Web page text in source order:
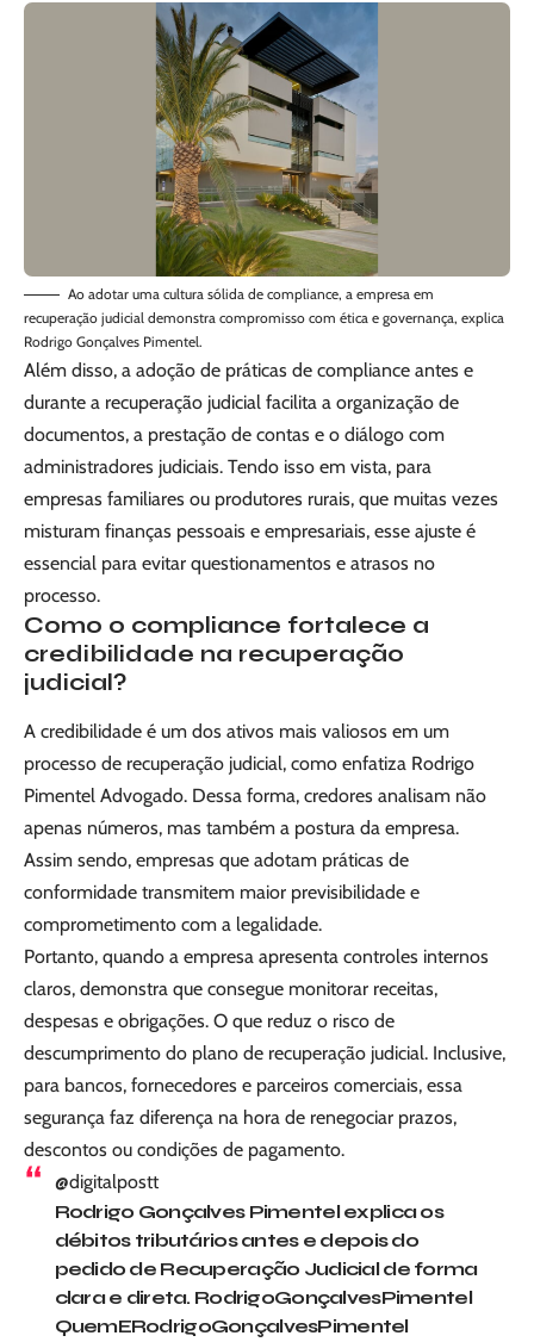
Ao adotar uma cultura sólida de compliance, a empresa em
recuperação judicial demonstra compromisso com ética e governança, explica
Rodrigo Gonçalves Pimentel.
Além disso, a adoção de práticas de compliance antes e
durante a recuperação judicial facilita a organização de
documentos, a prestação de contas e o diálogo com
administradores judiciais. Tendo isso em vista, para
empresas familiares ou produtores rurais, que muitas vezes
misturam finanças pessoais e empresariais, esse ajuste é
essencial para evitar questionamentos e atrasos no
processo.
Como o compliance fortalece a
credibilidade na recuperação
judicial?
A credibilidade é um dos ativos mais valiosos em um
processo de recuperação judicial, como enfatiza Rodrigo
Pimentel Advogado. Dessa forma, credores analisam não
apenas números, mas também a postura da empresa.
Assim sendo, empresas que adotam práticas de
conformidade transmitem maior previsibilidade e
comprometimento com a legalidade.
Portanto, quando a empresa apresenta controles internos
claros, demonstra que consegue monitorar receitas,
despesas e obrigações. O que reduz o risco de
descumprimento do plano de recuperação judicial. Inclusive,
para bancos, fornecedores e parceiros comerciais, essa
segurança faz diferença na hora de renegociar prazos,
descontos ou condições de pagamento.
@digitalpostt
Rodrigo Gonçalves Pimentel explica os
débitos tributários antes e depois do
pedido de Recuperação Judicial de forma
clara e direta. RodrigoGonçalvesPimentel
QuemERodrigoGonçalvesPimentel